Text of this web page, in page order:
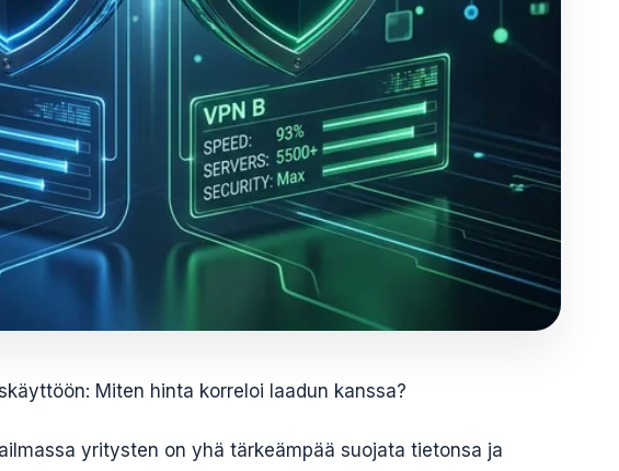
Miten hinta korreloi laadun kanssa?
yritysten on yhä tärkeämpää suojata tietonsa ja